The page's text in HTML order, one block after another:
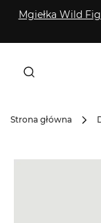
Mgiełka Wild Fig
Strona główna